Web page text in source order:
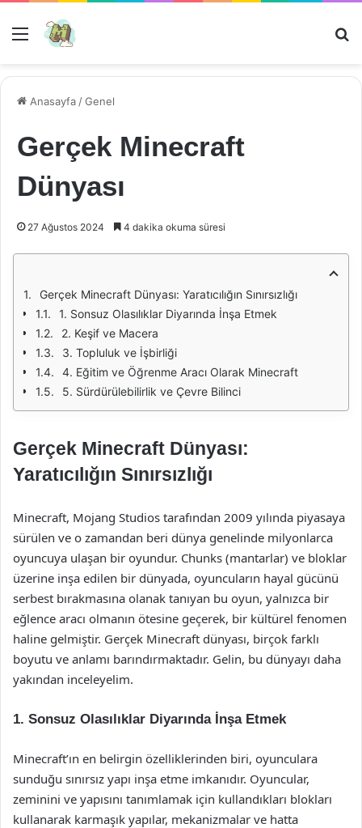
Menü
Anasayfa /Genel
Gerçek Minecraft
Dünyası
27 Ağustos 2024 4 dakika okuma süresi
Gerçek Minecraft Dünyası: Yaratıcılığın Sınırsızlığı
1. Sonsuz Olasılıklar Diyarında İnşa Etmek
2. Keşif ve Macera
3. Topluluk ve İşbirliği
4. Eğitim ve Öğrenme Aracı Olarak Minecraft
5. Sürdürülebilirlik ve Çevre Bilinci
Gerçek Minecraft Dünyası:
Yaratıcılığın Sınırsızlığı
Minecraft, Mojang Studios tarafından 2009 yılında piyasaya
sürülen ve o zamandan beri dünya genelinde milyonlarca
oyuncuya ulaşan bir oyundur. Chunks (mantarlar) ve bloklar
üzerine inşa edilen bir dünyada, oyuncuların hayal gücünü
serbest bırakmasına olanak tanıyan bu oyun, yalnızca bir
eğlence aracı olmanın ötesine geçerek, bir kültürel fenomen
haline gelmiştir. Gerçek Minecraft dünyası, birçok farklı
boyutu ve anlamı barındırmaktadır. Gelin, bu dünyayı daha
yakından inceleyelim.
1. Sonsuz Olasılıklar Diyarında İnşa Etmek
Minecraft’ın en belirgin özelliklerinden biri, oyunculara
sunduğu sınırsız yapı inşa etme imkanıdır. Oyuncular,
zeminini ve yapısını tanımlamak için kullandıkları blokları
kullanarak karmaşık yapılar, mekanizmalar ve hatta